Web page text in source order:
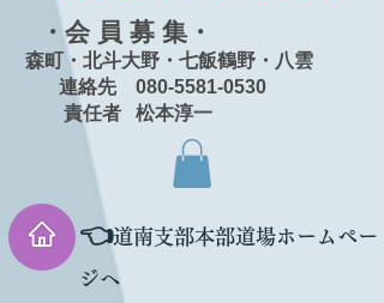
・会 員 募 集・
森町・北斗大野・七飯鶴野・八雲
連絡先 080-5581-0530
責任者 松本淳一
👈道南支部本部道場ホームペー
ジへ